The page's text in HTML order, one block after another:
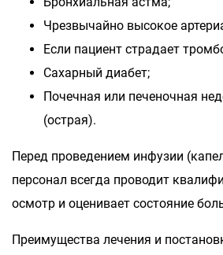
Чрезвычайно высокое
Если пациент страдает
Сахарный диабет;
Почечная или печеночная
(острая).
Перед проведением инфузии
персонал всегда проводит
осмотр и оценивает состояние
Преимущества лечения и